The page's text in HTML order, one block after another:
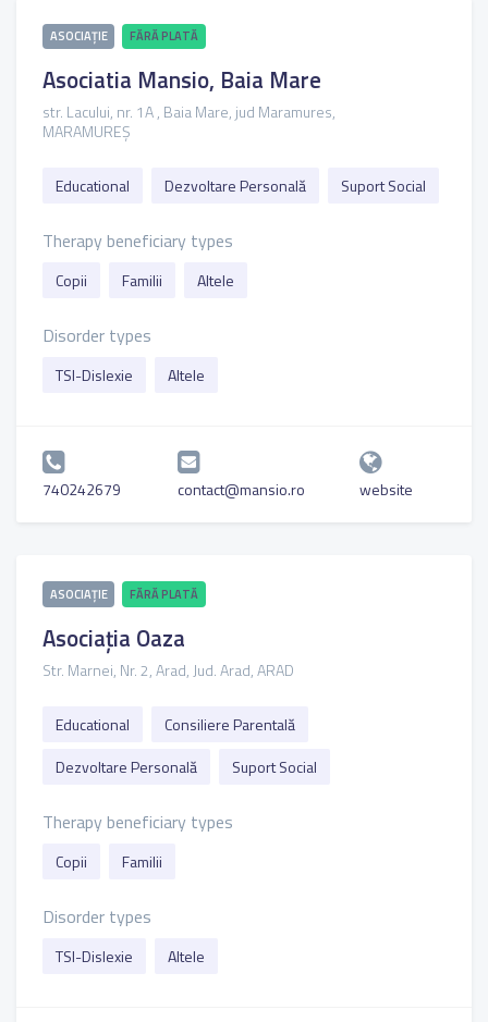
ASOCIAȚIE FĂRĂ PLATĂ
Asociatia Mansio, Baia Mare
str. Lacului, nr. 1A , Baia Mare, jud Maramures,
MARAMUREȘ
Educational Dezvoltare Personală Suport Social
Therapy beneficiary types
Copii Familii Altele
Disorder types
TSI-Dislexie Altele
740242679 contact@mansio.ro website
ASOCIAȚIE FĂRĂ PLATĂ
Asociația Oaza
Str. Marnei, Nr. 2, Arad, Jud. Arad, ARAD
Educational
Consiliere Parentală
Dezvoltare Personală
Suport Social
Therapy beneficiary types
Copii Familii
Disorder types
TSI-Dislexie Altele